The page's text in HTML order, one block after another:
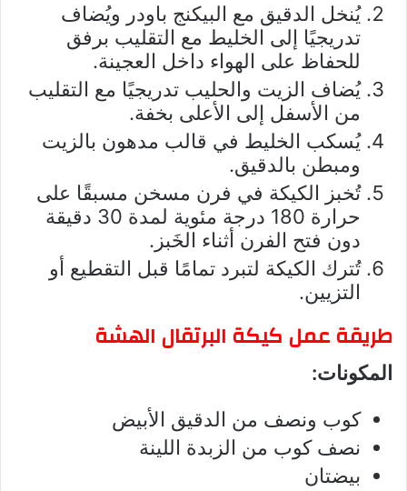
يُنخل الدقيق مع البيكنج باودر ويُضاف
تدريجيًا إلى الخليط مع التقليب برفق
للحفاظ على الهواء داخل العجينة.
يُضاف الزيت والحليب تدريجيًا مع التقليب
من الأسفل إلى الأعلى بخفة.
يُسكب الخليط في قالب مدهون بالزيت
ومبطن بالدقيق.
تُخبز الكيكة في فرن مسخن مسبقًا على
حرارة 180 درجة مئوية لمدة 30 دقيقة
دون فتح الفرن أثناء الخَبز.
تُترك الكيكة لتبرد تمامًا قبل التقطيع أو
التزيين.
طريقة عمل كيكة البرتقال الهشة
المكونات:
كوب ونصف من الدقيق الأبيض
نصف كوب من الزبدة اللينة
بيضتان